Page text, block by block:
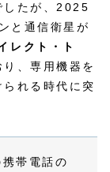
したが、2025
と通信衛星が
クト・ト
、専用機器を
れる時代に突
帯電話の